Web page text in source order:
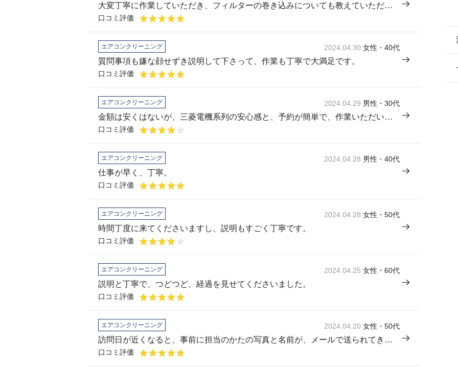
大変丁寧に作業していただき、フィルターの巻き込みについても教えていただき、お願いして良かったです。
口コミ評価
エアコンクリーニング 2024.04.30 女性・40代
質問事項も嫌な顔せずき説明して下さって、作業も丁寧で大満足です。
口コミ評価
エアコンクリーニング 2024.04.29 男性・30代
金額は安くはないが、三菱電機系列の安心感と、予約が簡単で、作業いただいた方も礼儀正しく丁寧な仕事ぶりだったことから。
口コミ評価
エアコンクリーニング 2024.04.28 男性・40代
仕事が早く、丁寧。
口コミ評価
エアコンクリーニング 2024.04.28 女性・50代
時間丁度に来てくださいますし、説明もすごく丁寧です。
口コミ評価
エアコンクリーニング 2024.04.25 女性・60代
説明と丁寧で、つどつど、経過を見せてくださいました。
口コミ評価
エアコンクリーニング 2024.04.20 女性・50代
訪問日が近くなると、事前に担当のかたの写真と名前が、メールで送られてきて安心でした。
口コミ評価